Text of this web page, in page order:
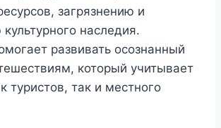
загрязнению и
наследия.
развивать осознанный
который учитывает
туристов, так и местного